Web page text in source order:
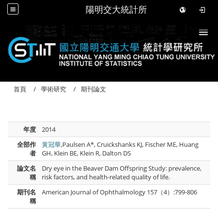
陽明交大統計所
首頁 學術研究 期刊論文
年度
2014
全部作
者
黃冠華,Paulsen A*, Cruickshanks KJ, Fischer ME, Huang
GH, Klein BE, Klein R, Dalton DS
論文名
稱
Dry eye in the Beaver Dam Offspring Study: prevalence,
risk factors, and health-related quality of life.
期刊名
稱
American Journal of Ophthalmology 157（4）:799-806